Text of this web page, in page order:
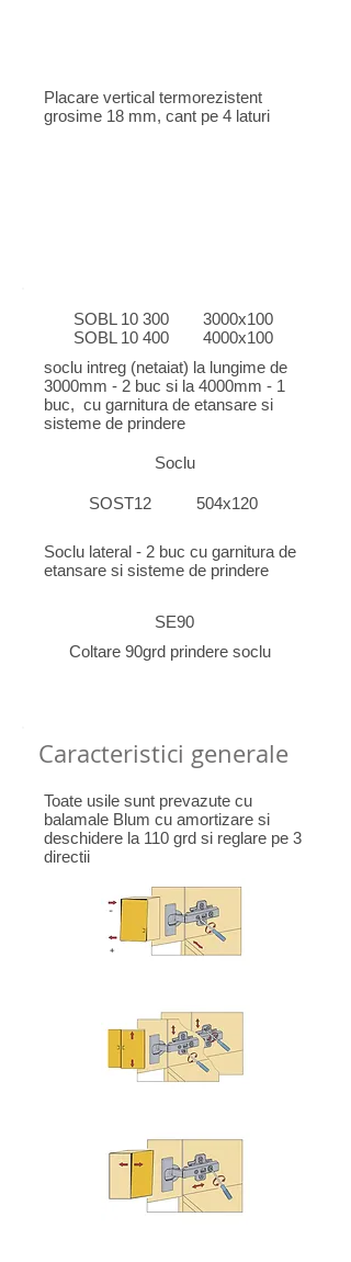
Placare vertical termorezistent
grosime 18 mm, cant pe 4 laturi
SOBL 10 300
SOBL 10 400
3000x100
4000x100
soclu intreg (netaiat) la lungime de
3000mm - 2 buc si la 4000mm - 1
buc, cu garnitura de etansare si
sisteme de prindere
Soclu
SOST12 504x120
Soclu lateral - 2 buc cu garnitura de
etansare si sisteme de prindere
SE90
Coltare 90grd prindere soclu
Caracteristici generale
Toate usile sunt prevazute cu
balamale Blum cu amortizare si
deschidere la 110 grd si reglare pe 3
directii